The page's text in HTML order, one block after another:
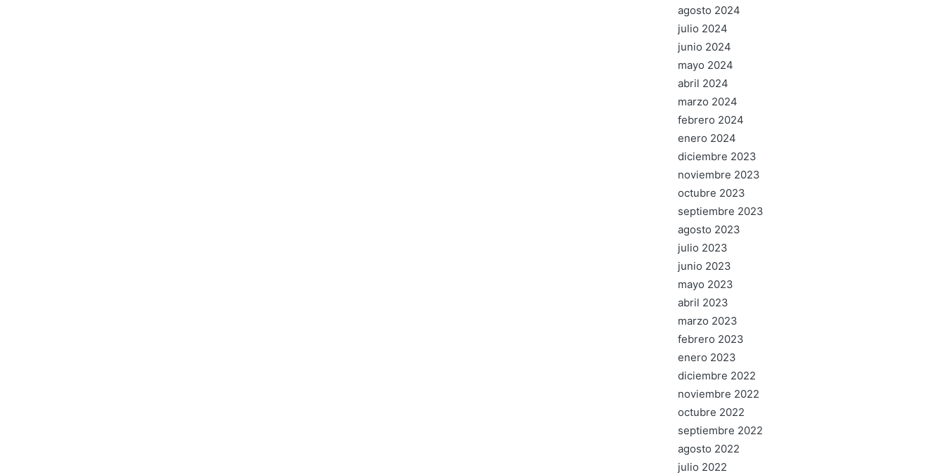
agosto 2024
julio 2024
junio 2024
mayo 2024
abril 2024
marzo 2024
febrero 2024
enero 2024
diciembre 2023
noviembre 2023
octubre 2023
septiembre 2023
agosto 2023
julio 2023
junio 2023
mayo 2023
abril 2023
marzo 2023
febrero 2023
enero 2023
diciembre 2022
noviembre 2022
octubre 2022
septiembre 2022
agosto 2022
julio 2022